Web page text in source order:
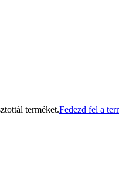
terméket.Fedezd fel a